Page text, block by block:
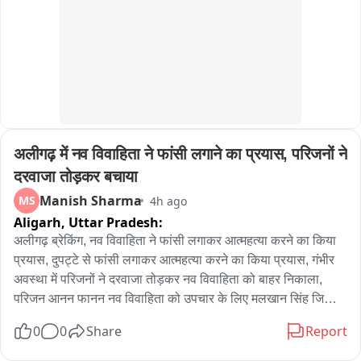
अलीगढ़ में नव विवाहिता ने फांसी लगाने का प्रयास, परिजनों ने
दरवाजा तोड़कर बचाया
MS Manish Sharma 4h ago
Aligarh, Uttar Pradesh:
अलीगढ़ ब्रेकिंग, नव विवाहिता ने फांसी लगाकर आत्महत्या करने का किया
प्रयास, दुपट्टे से फांसी लगाकर आत्महत्या करने का किया प्रयास, गंभीर
अवस्था में परिजनों ने दरवाजा तोड़कर नव विवाहिता को बाहर निकाला,
परिजन आनन फानन नव विवाहिता को उपचार के लिए मलखान सिंह जिला
कॉलेज के लिए किया रेफर, अलीगढ़ के थाना गांधी पार्क के इलाके के
0 0 Share Report